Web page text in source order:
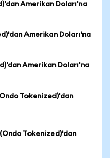
Amerikan Doları'na
Amerikan Doları'na
Amerikan Doları'na
Tokenized)'dan
Tokenized)'dan